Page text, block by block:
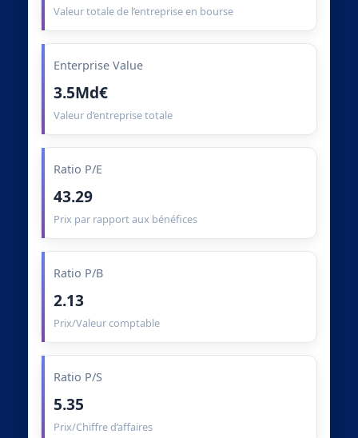
Valeur totale de l’entreprise en bourse
Enterprise Value
3.5Md€
Valeur d’entreprise totale
Ratio P/E
43.29
Prix par rapport aux bénéfices
Ratio P/B
2.13
Prix/Valeur comptable
Ratio P/S
5.35
Prix/Chiffre d’affaires